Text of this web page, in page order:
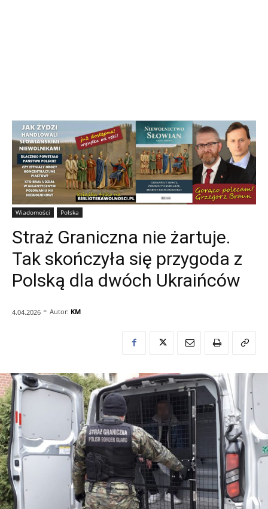
Wiadomości Polska
Straż Graniczna nie żartuje.
Tak skończyła się przygoda z
Polską dla dwóch Ukraińców
4.04.2026 - Autor: KM